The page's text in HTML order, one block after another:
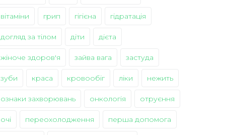
вітаміни грип гігієна гідратація
догляд за тілом діти дієта
жіноче здоров'я зайва вага застуда
зуби краса кровообіг ліки нежить
ознаки захворювань онкологія отруєння
очі переохолодження перша допомога